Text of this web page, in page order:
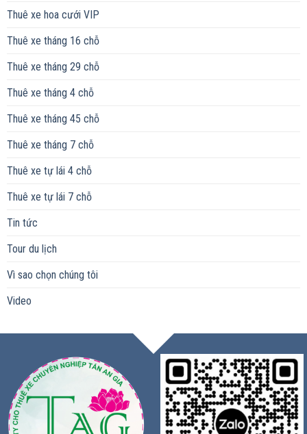
Thuê xe hoa cưới VIP
Thuê xe tháng 16 chỗ
Thuê xe tháng 29 chỗ
Thuê xe tháng 4 chỗ
Thuê xe tháng 45 chỗ
Thuê xe tháng 7 chỗ
Thuê xe tự lái 4 chỗ
Thuê xe tự lái 7 chỗ
Tin tức
Tour du lịch
Vì sao chọn chúng tôi
Video